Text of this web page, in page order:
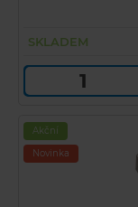
SKLADEM
Akční
Novinka